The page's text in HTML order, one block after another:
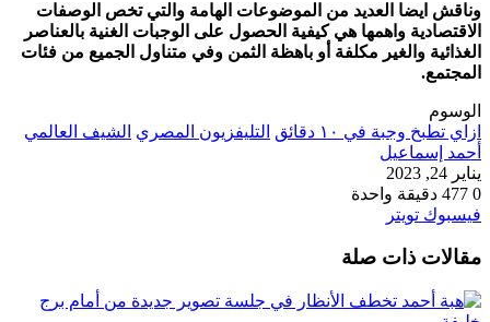
وناقش ايضا العديد من الموضوعات الهامة والتي تخص الوصفات
الاقتصادية واهمها هي كيفية الحصول على الوجبات الغنية بالعناصر
الغذائية والغير مكلفة أو باهظة الثمن وفي متناول الجميع من فئات
المجتمع.
الوسوم
ازاي تطبخ وجبة في ١٠ دقائق
التليفزيون المصري الشيف العالمي
أحمد إسماعيل
يناير 24, 2023
0
دقيقة واحدة
فيسبوك تويتر
البريد
مقالات ذات صلة